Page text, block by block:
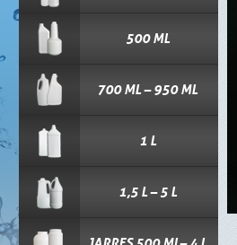
500 ML
700 ML – 950 ML
1 L
1,5 L – 5 L